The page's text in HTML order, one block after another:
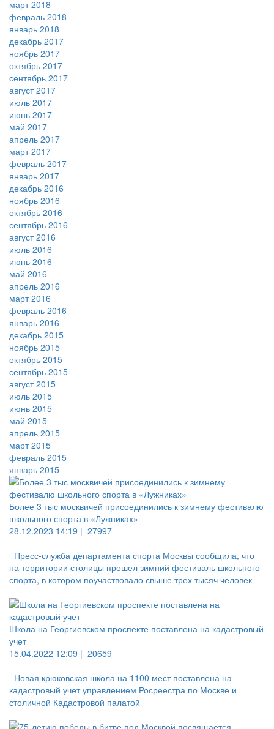
март 2018
февраль 2018
январь 2018
декабрь 2017
ноябрь 2017
октябрь 2017
сентябрь 2017
август 2017
июль 2017
июнь 2017
май 2017
апрель 2017
март 2017
февраль 2017
январь 2017
декабрь 2016
ноябрь 2016
октябрь 2016
сентябрь 2016
август 2016
июль 2016
июнь 2016
май 2016
апрель 2016
март 2016
февраль 2016
январь 2016
декабрь 2015
ноябрь 2015
октябрь 2015
сентябрь 2015
август 2015
июль 2015
июнь 2015
май 2015
апрель 2015
март 2015
февраль 2015
январь 2015
Более 3 тыс москвичей присоединились к зимнему фестивалю
школьного спорта в «Лужниках»
28.12.2023 14:19 | 27997
Пресс-служба департамента спорта Москвы сообщила, что
на территории столицы прошел зимний фестиваль школьного
спорта, в котором поучаствовало свыше трех тысяч человек
Школа на Георгиевском проспекте поставлена на кадастровый
учет
15.04.2022 12:09 | 20659
Новая крюковская школа на 1100 мест поставлена на
кадастровый учет управлением Росреестра по Москве и
столичной Кадастровой палатой